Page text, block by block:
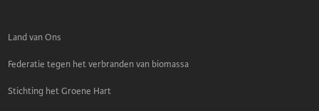
Land van Ons
Federatie tegen het verbranden van biomassa
Stichting het Groene Hart